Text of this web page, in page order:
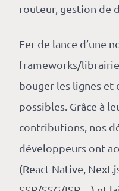
routeur, gestion de
Fer de lance d’une
frameworks/
bouger les lignes et
possibles. Grâce à
contributions, nos
développeurs ont
(React Native,